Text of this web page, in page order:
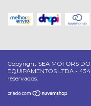
Copyright SEA MOTORS
EQUIPAMENTOS LTDA -
reservados.